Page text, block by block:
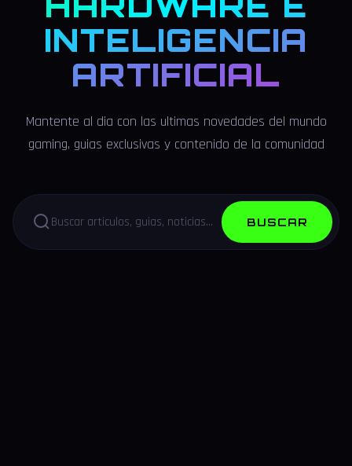
INTELIGENCIA
ARTIFICIAL
Mantente al dia con las ultimas novedades del mundo
gaming, guias exclusivas y contenido de la comunidad
BUSCAR